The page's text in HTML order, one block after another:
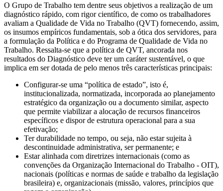
O Grupo de Trabalho tem dentre seus objetivos a realização de um
diagnóstico rápido, com rigor científico, de como os trabalhadores
avaliam a Qualidade de Vida no Trabalho (QVT) fornecendo, assim,
os insumos empíricos fundamentais, sob a ótica dos servidores, para
a formulação da Política e do Programa de Qualidade de Vida no
Trabalho. Ressalta-se que a política de QVT, ancorada nos
resultados do Diagnóstico deve ter um caráter sustentável, o que
implica em ser dotada de pelo menos três características principais:
Configurar-se uma “política de estado”, isto é,
institucionalizada, normatizada, incorporada ao planejamento
estratégico da organização ou a documento similar, aspecto
que permite viabilizar a alocação de recursos financeiros
específicos e dispor de estrutura operacional para a sua
efetivação;
Ter durabilidade no tempo, ou seja, não estar sujeita à
descontinuidade administrativa, ser permanente; e
Estar alinhada com diretrizes internacionais (como as
convenções da Organização Internacional do Trabalho - OIT),
nacionais (políticas e normas de saúde e trabalho da legislação
brasileira) e, organizacionais (missão, valores, princípios que